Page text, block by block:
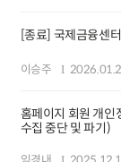
[종료] 국제금융센
이승주
홈페이지 회원 개인
수집 중단 및 파기)